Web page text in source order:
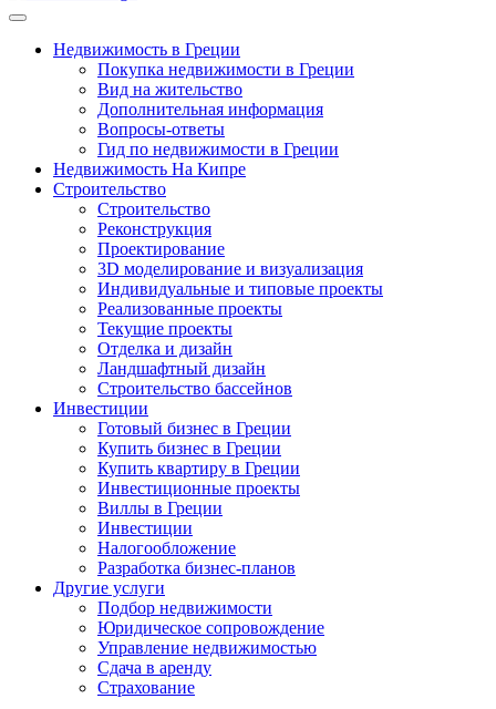
Недвижимость в Греции
Покупка недвижимости в Греции
Вид на жительство
Дополнительная информация
Вопросы-ответы
Гид по недвижимости в Греции
Недвижимость На Кипре
Строительство
Строительство
Реконструкция
Проектирование
3D моделирование и визуализация
Индивидуальные и типовые проекты
Реализованные проекты
Текущие проекты
Отделка и дизайн
Ландшафтный дизайн
Строительство бассейнов
Инвестиции
Готовый бизнес в Греции
Купить бизнес в Греции
Купить квартиру в Греции
Инвестиционные проекты
Виллы в Греции
Инвестиции
Налогообложение
Разработка бизнес-планов
Другие услуги
Подбор недвижимости
Юридическое сопровождение
Управление недвижимостью
Сдача в аренду
Страхование